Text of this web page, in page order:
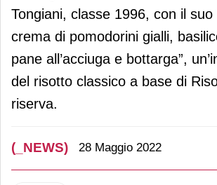
Tongiani, classe 1996, con il suo
crema di pomodorini gialli,
pane all’acciuga e bottarga”,
del risotto classico a base di
riserva.
(_NEWS) 28 Maggio 2022